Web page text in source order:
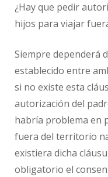
¿Hay que pedir
hijos para viajar
Siempre dependerá
establecido entre
si no existe esta
autorización del
habría problema en
fuera del territorio
existiera dicha
obligatorio el